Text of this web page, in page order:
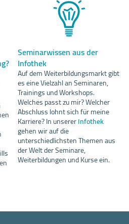
Seminarwissen aus der
Infothek
Auf dem Weiterbildungsmarkt gibt
es eine Vielzahl an Seminaren,
Trainings und Workshops.
Welches passt zu mir? Welcher
Abschluss lohnt sich für meine
Karriere? In unsererInfothek
gehen wir auf die
unterschiedlichsten Themen aus
der Welt der Seminare,
Weiterbildungen und Kurse ein.